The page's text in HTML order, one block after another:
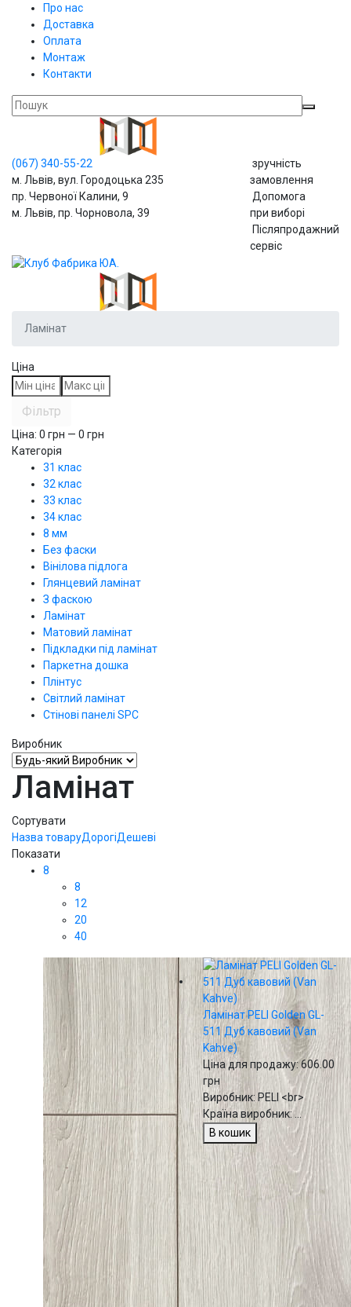
Про нас
Доставка
Оплата
Монтаж
Контакти
(067) 340-55-22
м. Львів, вул. Городоцька 235
пр. Червоної Калини, 9
м. Львів, пр. Чорновола, 39
зручність
замовлення
Допомога
при виборі
Післяпродажний
сервіс
Ламінат
Ціна
Фільтр
Ціна: 0 грн — 0 грн
Категорія
31 клас
32 клас
33 клас
34 клас
8 мм
Без фаски
Вінілова підлога
Глянцевий ламінат
З фаскою
Ламінат
Матовий ламінат
Підкладки під ламінат
Паркетна дошка
Плінтус
Світлий ламінат
Стінові панелі SPС
Виробник
Ламінат
Сортувати
Назва товаруДорогіДешеві
Показати
8
8
12
20
40
Ламінат PELI Golden GL-
511 Дуб кавовий (Van
Kahve)
Ціна для продажу:606.00
грн
Виробник: PELI <br>
Країна виробник: ...
В кошик